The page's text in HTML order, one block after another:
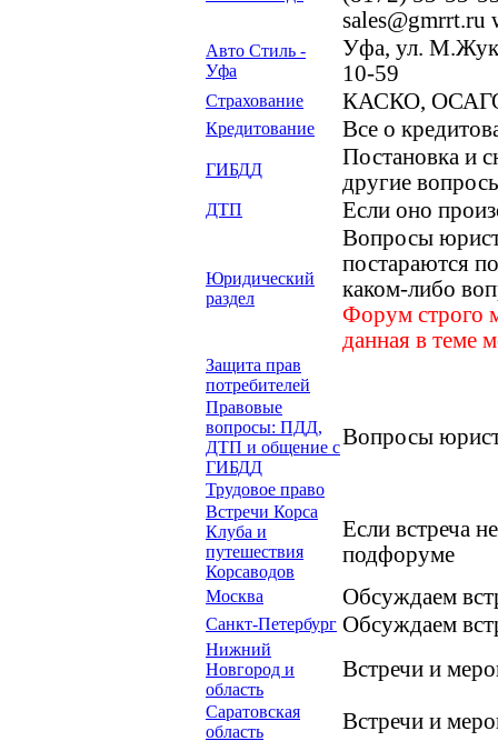
Авто Стиль -
Уфа
Уфа, ул.
10-59
Страхование КАСКО, ОСАГО
Кредитование Все о
ГИБДД
Постановка и
другие
ДТП Если оно
Юридический
раздел
Вопросы
постараются
каком-либо
Форум строго
данная в теме
Защита прав
потребителей
Правовые
вопросы: ПДД,
ДТП и общение с
ГИБДД
Вопросы
Трудовое право
Встречи Корса
Клуба и
путешествия
Корсаводов
Если встреча
подфоруме
Москва Обсуждаем
Санкт-Петербург Обсуждаем
Нижний
Новгород и
область
Встречи и
Саратовская
область
Встречи и